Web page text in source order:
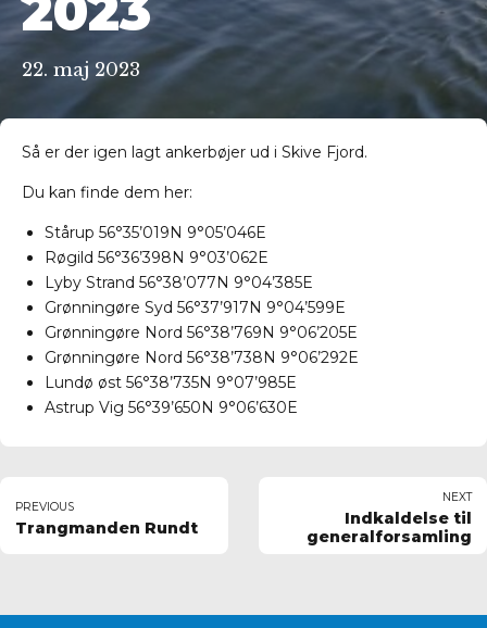
22. maj 2023
Så er der igen lagt ankerbøjer ud i Skive Fjord.
Du kan finde dem her:
Stårup 56°35’019N 9°05’046E
Røgild 56°36’398N 9°03’062E
Lyby Strand 56°38’077N 9°04’385E
Grønningøre Syd 56°37’917N 9°04’599E
Grønningøre Nord 56°38’769N 9°06’205E
Grønningøre Nord 56°38’738N 9°06’292E
Lundø øst 56°38’735N 9°07’985E
Astrup Vig 56°39’650N 9°06’630E
PREVIOUS
Trangmanden Rundt
NEXT
Indkaldelse til
generalforsamling